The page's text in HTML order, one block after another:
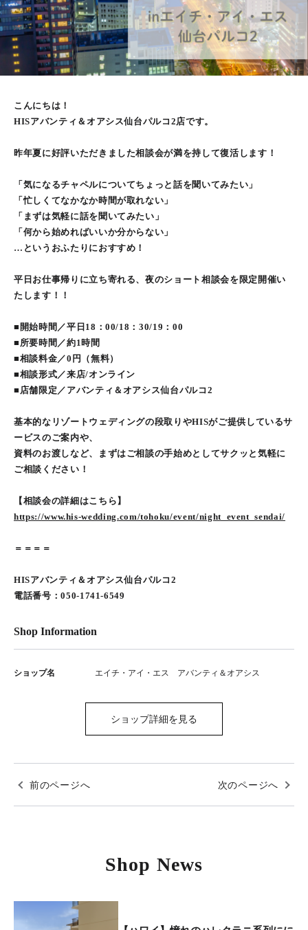
こんにちは！
HISアバンティ＆オアシス仙台パルコ2店です。
昨年夏に好評いただきました相談会が満を持して復活します！
「気になるチャペルについてちょっと話を聞いてみたい」
「忙しくてなかなか時間が取れない」
「まずは気軽に話を聞いてみたい」
「何から始めればいいか分からない」
…というおふたりにおすすめ！
平日お仕事帰りに立ち寄れる、夜のショート相談会を限定開催い
たします！！
■開始時間／平日18：00/18：30/19：00
■所要時間／約1時間
■相談料金／0円（無料）
■相談形式／来店/オンライン
■店舗限定／アバンティ＆オアシス仙台パルコ2
基本的なリゾートウェディングの段取りやHISがご提供しているサ
ービスのご案内や、
資料のお渡しなど、まずはご相談の手始めとしてサクッと気軽に
ご相談ください！
【相談会の詳細はこちら】
https://www.his-wedding.com/tohoku/event/night_event_sendai/
＝＝＝＝
HISアバンティ＆オアシス仙台パルコ2
電話番号：050-1741-6549
Shop Information
ショップ名 エイチ・アイ・エス アバンティ＆オアシス
ショップ詳細を見る
前のページへ 次のページへ
Shop News